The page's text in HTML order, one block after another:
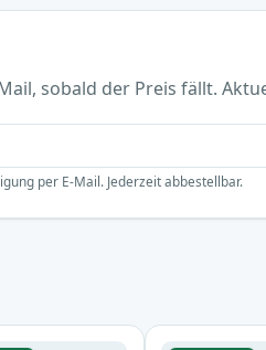
sobald der Preis fällt.
per E-Mail. Jederzeit abbestellbar.